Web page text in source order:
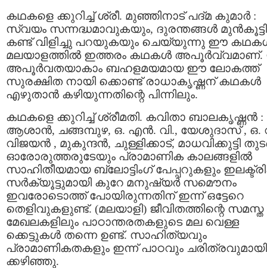
കഥകളെ ക്കുറിച്ച്‌ ശ്രീ. മുഞ്ഞിനാട്‌ പദ്മ കുമാര്‍ :
സ്വയം സന്നദ്ധമാവുകയും, ദുരന്തങ്ങള്‍ മുന്‍കൂട്ടി
കണ്ട്‌ വിളിച്ചു പറയുകയും ചെയ്യുന്നു ഈ
മലയാളത്തില്‍ ഇത്തരം കഥകള്‍
അപൂര്‍വതയാകാം ബഹളമയമായ ഈ ലോകത്ത്‌
സുരക്ഷിത നായി ക്കൊണ്ട്‌ രാധാകൃഷ്ണന്‌ കഥകള്‍
എഴുതാന്‍ കഴിയുന്നതിന്റെ പിന്നിലും.
കഥകളെ ക്കുറിച്ച്‌ ശ്രീമതി. കവിതാ ബാലകൃഷ്ണന്‍ :
ആശാന്‍, ചങ്ങമ്പുഴ, ഒ. എന്‍. വി., യേശുദാസ്‌ , ഒ.
വിജയന്‍ , മുകുന്ദന്‍, ചുള്ളിക്കാട്‌, മാധവിക്കുട്ടി
ഓരോരുത്തരുടേയും പ്രാമാണിക കാലങ്ങളില്‍
സാഹിതീയമായ ബ്ലോട്ടിംഗ്‌ പേപ്പറുകളും
സര്‍ക്യൂട്ടുമായി കുറേ മനുഷ്യര്‍ സമൌനം
ഇവരോടൊത്ത്‌ പോയിരുന്നതിന്‌ ഇന്ന്‌ ഒട്ടേറെ
തെളിവുകളുണ്ട്‌. (മലയാളി) ജീവിതത്തിന്റെ സമസ്ത
മേഖലകളിലും പാഠാന്തരതകളുടെ മല വെള്ള
ക്കെട്ടുകള്‍ തന്നെ ഉണ്ട്‌. സാഹിത്യവും
പ്രാമാണികതകളും ഇന്ന്‌ പാഠവും ചരിത്രവുമായി
ക്കഴിഞ്ഞു.